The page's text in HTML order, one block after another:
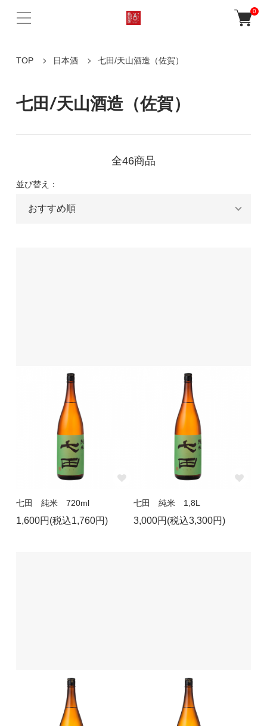
0
TOP 日本酒 七田/天山酒造（佐賀）
七田/天山酒造（佐賀）
全46商品
並び替え：
七田 純米 720ml
1,600円(税込1,760円)
七田 純米 1,8L
3,000円(税込3,300円)